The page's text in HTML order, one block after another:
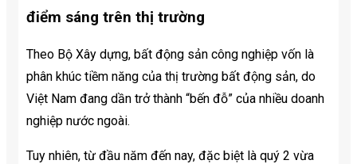
điểm sáng trên thị trường
Theo Bộ Xây dựng, bất động sản công nghiệp vốn là
phân khúc tiềm năng của thị trường bất động sản, do
Việt Nam đang dần trở thành “bến đỗ” của nhiều doanh
nghiệp nước ngoài.
Tuy nhiên, từ đầu năm đến nay, đặc biệt là quý 2 vừa